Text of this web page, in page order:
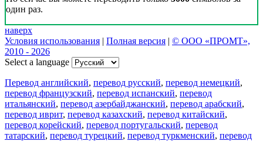
один раз.
наверх
Условия использования | Полная версия | © ООО «ПРОМТ»,
2010 - 2026
Select a language
Перевод английский, перевод русский, перевод немецкий,
перевод французский, перевод испанский, перевод
итальянский, перевод азербайджанский, перевод арабский,
перевод иврит, перевод казахский, перевод китайский,
перевод корейский, перевод португальский, перевод
татарский, перевод турецкий, перевод туркменский, перевод